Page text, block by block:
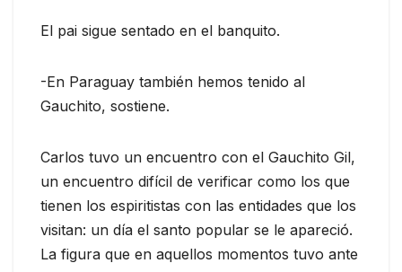
El pai sigue sentado en el banquito.
-En Paraguay también hemos tenido al
Gauchito, sostiene.
Carlos tuvo un encuentro con el Gauchito Gil,
un encuentro difícil de verificar como los que
tienen los espiritistas con las entidades que los
visitan: un día el santo popular se le apareció.
La figura que en aquellos momentos tuvo ante